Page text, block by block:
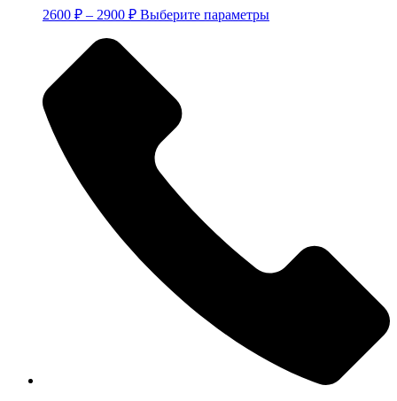
2600 ₽ – 2900 ₽Диапазон
–
2900 ₽
Выберите параметрыЭтот